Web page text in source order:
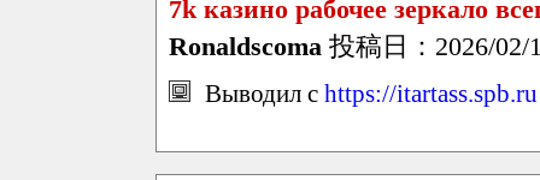
7k казино рабочее зеркало
Ronaldscoma 投稿日：2026/02/
Выводил с https://itartass.spb.ru